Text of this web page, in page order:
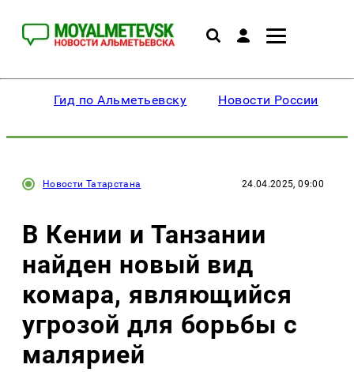
Гид по Альметьевску Новости России
Новости Татарстана 24.04.2025, 09:00
В Кении и Танзании
найден новый вид
комара, являющийся
угрозой для борьбы с
малярией